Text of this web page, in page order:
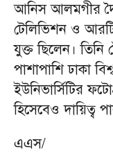
আনিস আলমগীর
টেলিভিশন ও
যুক্ত ছিলেন। তিনি
পাশাপাশি ঢাকা
ইউনিভার্সিটির
হিসেবেও দায়িত্ব
এএস/